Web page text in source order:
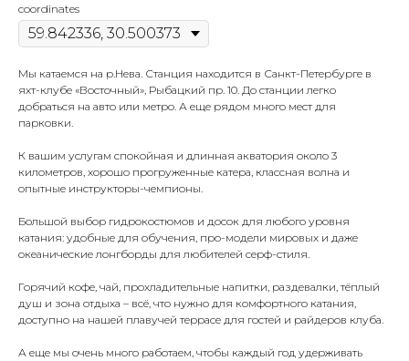
coordinates
Мы катаемся на р.Нева. Станция находится в Санкт-Петербурге в
яхт-клубе «Восточный», Рыбацкий пр. 10. До станции легко
добраться на авто или метро. А еще рядом много мест для
парковки.
К вашим услугам спокойная и длинная акватория около 3
километров, хорошо прогруженные катера, классная волна и
опытные инструкторы-чемпионы.
Большой выбор гидрокостюмов и досок для любого уровня
катания: удобные для обучения, про-модели мировых и даже
океанические лонгборды для любителей серф-стиля.
Горячий кофе, чай, прохладительные напитки, раздевалки, тёплый
душ и зона отдыха – всё, что нужно для комфортного катания,
доступно на нашей плавучей террасе для гостей и райдеров клуба.
А еще мы очень много работаем, чтобы каждый год удерживать